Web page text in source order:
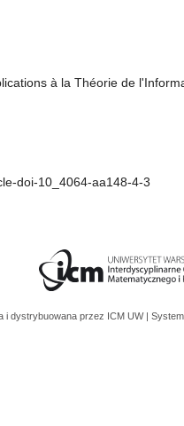
à la Théorie de
doi-10_4064-aa148-4-3
i dystrybuowana przez ICM UW |